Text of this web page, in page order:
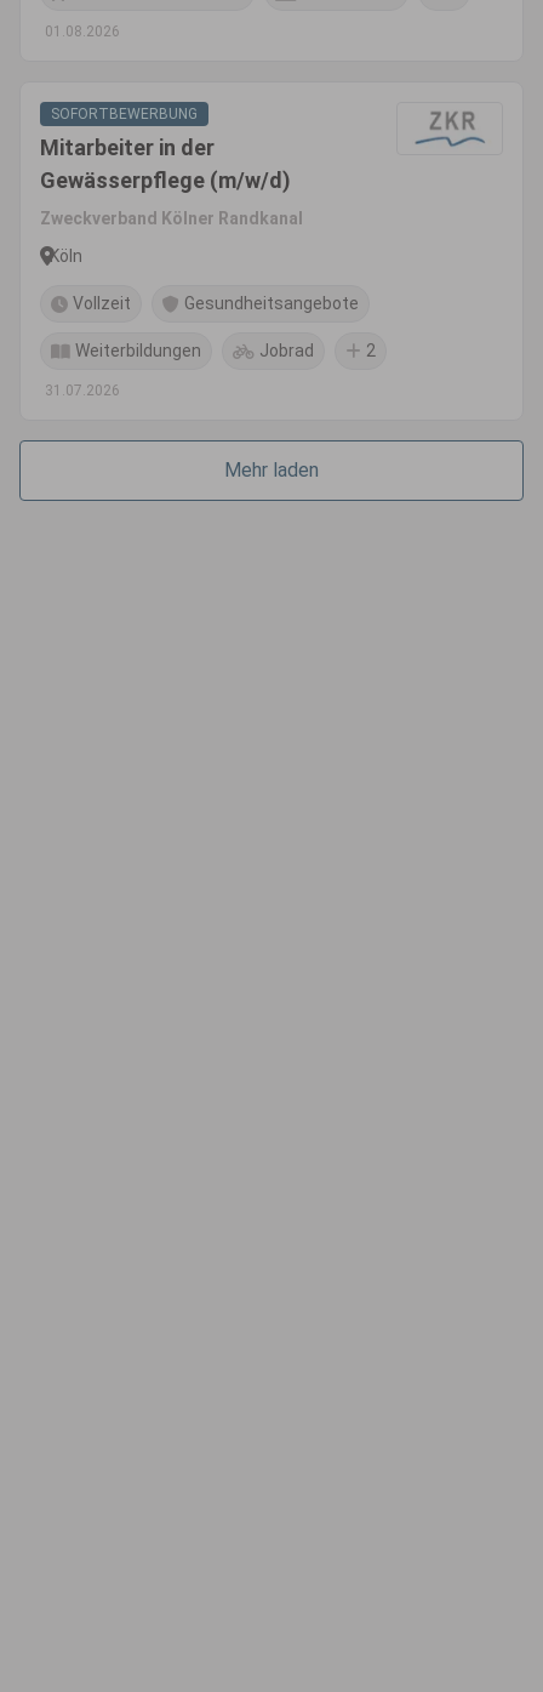
01.08.2026
SOFORTBEWERBUNG
Mitarbeiter in der
Gewässerpflege (m/w/d)
Zweckverband Kölner Randkanal
Köln
Vollzeit Gesundheitsangebote
Weiterbildungen Jobrad 2
31.07.2026
Mehr laden